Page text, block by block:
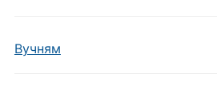
Вучням